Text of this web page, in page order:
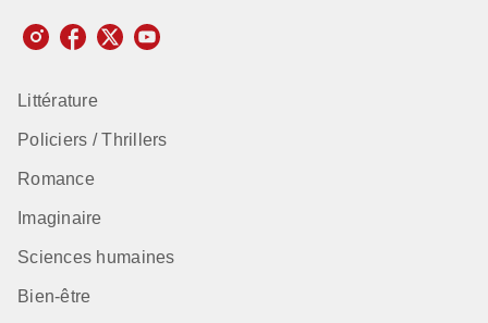
Littérature
Policiers / Thrillers
Romance
Imaginaire
Sciences humaines
Bien-être